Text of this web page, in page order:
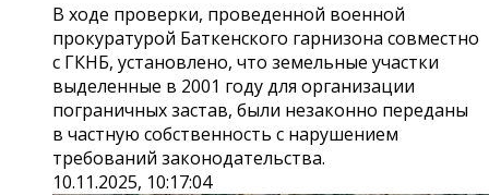
В ходе проверки, проведенной военной
прокуратурой Баткенского гарнизона совместно
с ГКНБ, установлено, что земельные участки
выделенные в 2001 году для организации
пограничных застав, были незаконно переданы
в частную собственность с нарушением
требований законодательства.
10.11.2025, 10:17:04